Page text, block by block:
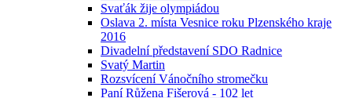
Svaťák žije olympiádou
Oslava 2. místa Vesnice roku Plzenského kraje
2016
Divadelní představení SDO Radnice
Svatý Martin
Rozsvícení Vánočního stromečku
Paní Růžena Fišerová - 102 let